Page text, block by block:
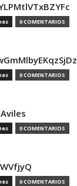
0 COMENTARIOS
0 COMENTARIOS
0 COMENTARIOS
0 COMENTARIOS